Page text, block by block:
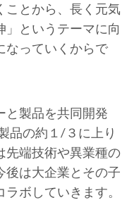
ことから、長く元気
」というテーマに向
なっていくからで
と製品を共同開発
品の約１/３に上り
先端技術や異業種の
後は大企業とその子
ボしていきます。